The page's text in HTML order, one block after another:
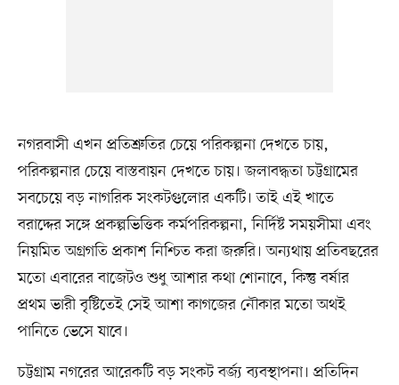
নগরবাসী এখন প্রতিশ্রুতির চেয়ে পরিকল্পনা দেখতে চায়,
পরিকল্পনার চেয়ে বাস্তবায়ন দেখতে চায়। জলাবদ্ধতা চট্টগ্রামের
সবচেয়ে বড় নাগরিক সংকটগুলোর একটি। তাই এই খাতে
বরাদ্দের সঙ্গে প্রকল্পভিত্তিক কর্মপরিকল্পনা, নির্দিষ্ট সময়সীমা এবং
নিয়মিত অগ্রগতি প্রকাশ নিশ্চিত করা জরুরি। অন্যথায় প্রতিবছরের
মতো এবারের বাজেটও শুধু আশার কথা শোনাবে, কিন্তু বর্ষার
প্রথম ভারী বৃষ্টিতেই সেই আশা কাগজের নৌকার মতো অথই
পানিতে ভেসে যাবে।
চট্টগ্রাম নগরের আরেকটি বড় সংকট বর্জ্য ব্যবস্থাপনা। প্রতিদিন